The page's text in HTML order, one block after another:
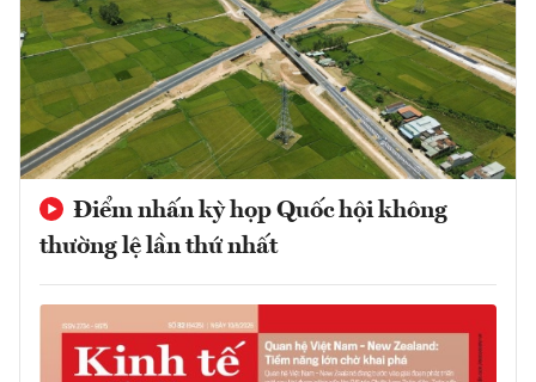
Điểm nhấn kỳ họp Quốc hội không
thường lệ lần thứ nhất